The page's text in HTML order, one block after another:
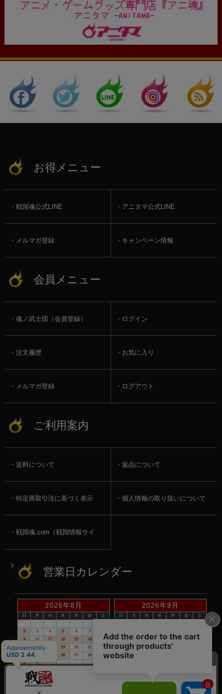
お得メニュー
戦国魂公式LINE アニタマ公式LINE
メルマガ登録 キャンペーン情報
会員メニュー
魂ノ武士団（会員登録） ログイン
注文履歴 お気に入り
メルマガ登録 ログアウト
ご利用案内
送料について 返品について
特定商取引法に基づく表示 個人情報の取り扱いについて
戦国魂.com（戦国情報サイ
ト） 営業日カレンダー
2026年8月
日 月 火 水 木 金
土
2
3 4 5 6 7
9
10 11 12 13 14
15
16
17 19 20 21
22
23
24 26 27 28
29
30
31
2026年9月
日 月 火 水 木 金
土
13
14 15 16 17 18
19
20
21 22 23 24
27
28
赤い日付が定休日です。
※定休日は、商品の発送・電話でのお問合せは、お休みさせて頂いて
おりますので予めご了承下さい。